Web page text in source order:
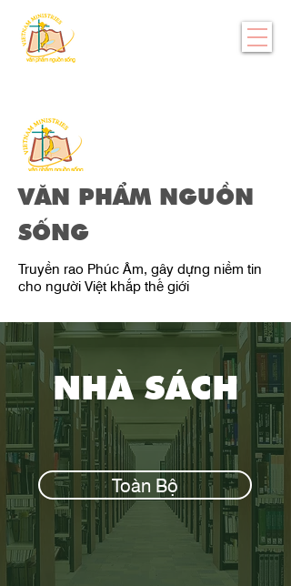
VĂN PHẨM NGUỒN
SỐNG
Truyền rao Phúc Âm, gây dựng niềm tin
cho người Việt khắp thế giới
NHÀ SÁCH
Toàn Bộ